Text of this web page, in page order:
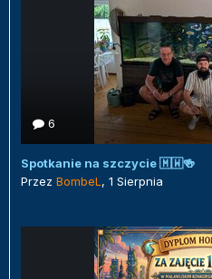
6
Spotkanie na szczycie 🇲🇼🍻
Przez BombeL , 1 Sierpnia